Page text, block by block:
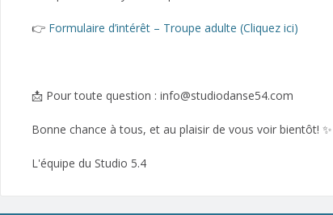
👉 Formulaire d’intérêt – Troupe adulte (Cliquez ici)
📩 Pour toute question : info@studiodanse54.com
Bonne chance à tous, et au plaisir de vous voir bientôt! ✨
L'équipe du Studio 5.4